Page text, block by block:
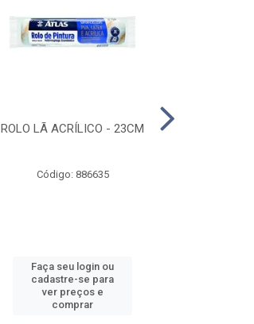
ROLO LÃ ACRÍLICO - 23CM
Código: 886635
Faça seu login ou
cadastre-se para
ver preços e
comprar